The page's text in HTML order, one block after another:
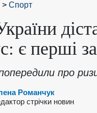
Спорт
є перші
попередили про
Романчук
стрічки новин